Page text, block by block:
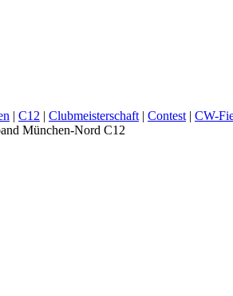
| C12 | Clubmeisterschaft | Contest | CW-
München-Nord C12